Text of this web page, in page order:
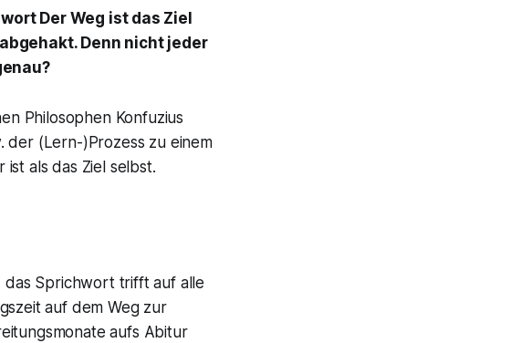
Der Weg ist das Ziel
Denn nicht jeder
Philosophen Konfuzius
der (Lern-)Prozess zu einem
als das Ziel selbst.
das Sprichwort trifft auf alle
auf dem Weg zur
aufs Abitur